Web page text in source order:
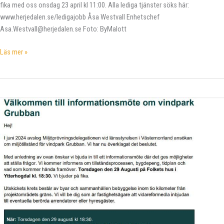
fika med oss onsdag 23 april kl 11:00. Alla lediga tjänster söks här:
www.herjedalen.se/ledigajobb Åsa Westvall Enhetschef
Asa.Westvall@herjedalen.se Foto: ByMalott
Svedjegården
Läs mer »